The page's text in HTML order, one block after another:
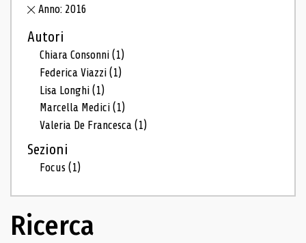
Anno: 2016
Autori
Chiara Consonni(1)
Federica Viazzi(1)
Lisa Longhi(1)
Marcella Medici(1)
Valeria De Francesca(1)
Sezioni
Focus(1)
Ricerca